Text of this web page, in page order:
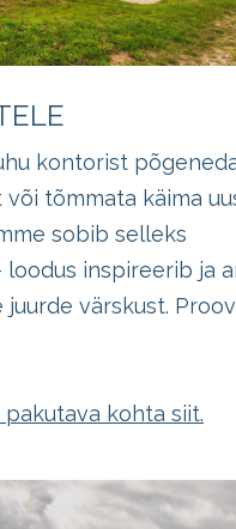
kontorist
tõmmata käima
sobib selleks
loodus inspireerib ja
värskust.
kohta siit.